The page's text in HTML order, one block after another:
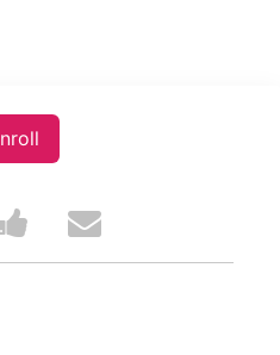
Post
a
Email
someone